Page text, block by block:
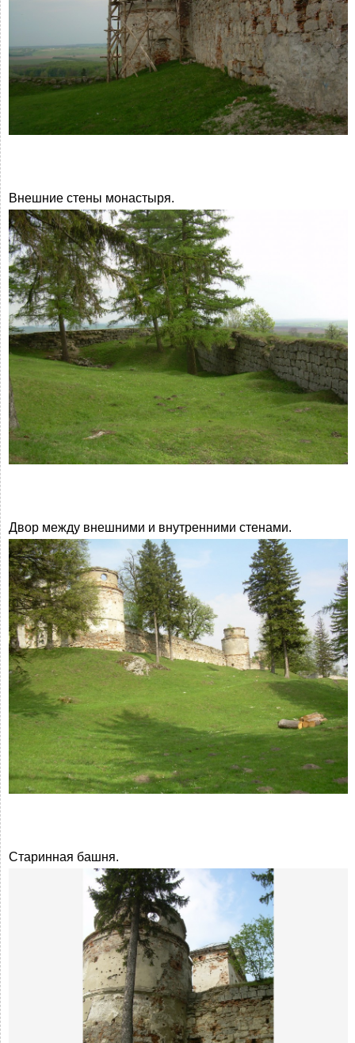
Внешние стены монастыря.
Двор между внешними и внутренними стенами.
Старинная башня.